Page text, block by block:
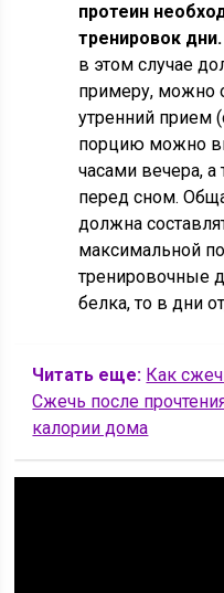
протеин
тренировок дни.
в этом случае
примеру, можно
утренний прием
порцию можно
часами вечера,
перед сном.
должна
максимальной
тренировочные
белка, то в дни
Читать еще: Как
Сжечь после
калории дома